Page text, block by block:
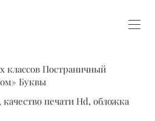
классов Постраничный
Буквы
печати Hd, обложка